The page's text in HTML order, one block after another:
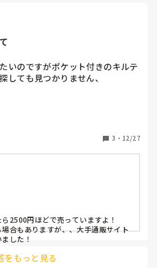
いのですがポケット付きのキルテ
しても見つかりません、
すか？
3 ・ 12/27
2500円ほどで売っていますよ！
合もありますが、、大手通販サイト
した！
をもっと見る